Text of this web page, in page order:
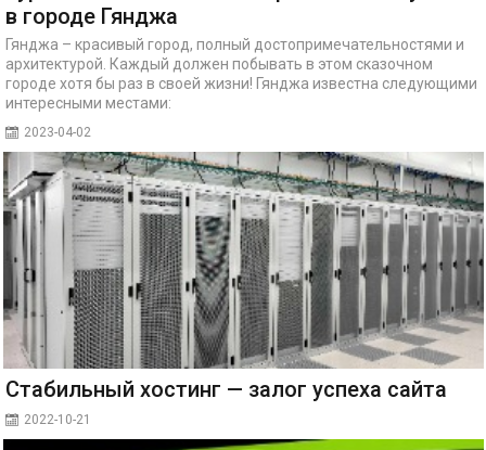
в городе Гянджа
Гянджа – красивый город, полный достопримечательностями и
архитектурой. Каждый должен побывать в этом сказочном
городе хотя бы раз в своей жизни! Гянджа известна следующими
интересными местами:
2023-04-02
Стабильный хостинг — залог успеха сайта
2022-10-21